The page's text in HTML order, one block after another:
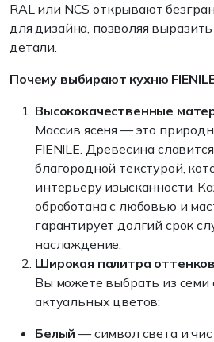
RAL или NCS открывают
для дизайна, позволяя
детали.
Почему выбирают кухню
Высококачественные
Массив ясеня — это
FIENILE. Древесина
благородной текстурой,
интерьеру изысканности.
обработана с любовью и
гарантирует долгий срок
наслаждение.
Широкая палитра
Вы можете выбрать из семи
актуальных цветов:
Белый — символ света и